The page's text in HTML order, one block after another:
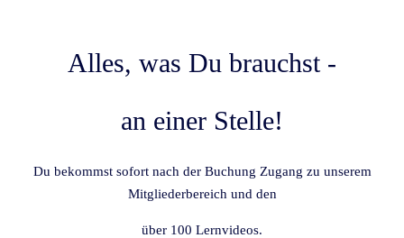
Alles, was Du brauchst -
an einer Stelle!
Du bekommst sofort nach der Buchung Zugang zu unserem
Mitgliederbereich und den
über 100 Lernvideos.